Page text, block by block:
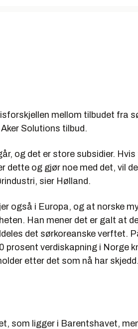
mellom tilbudet fra
Solutions tilbud.
og det er store subsidier.
dette og gjør noe med det, vil
sier Hølland.
også i Europa, og at norske
Han mener det er galt at
det sørkoreanske verftet.
prosent verdiskapning i Norge
etter det som nå har skjedd.
som ligger i Barentshavet,